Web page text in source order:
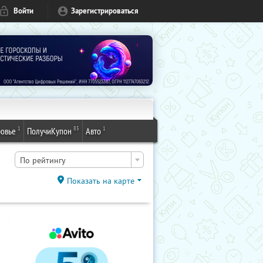
Войти Зарегистрироваться
1 ПолучиКупон 85 Авто 1
По рейтингу
Показать на карте